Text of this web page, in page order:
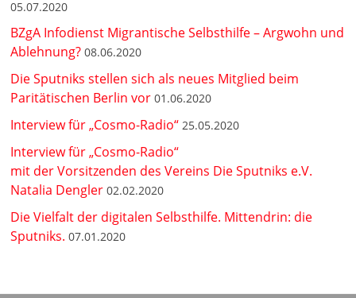
05.07.2020
BZgA Infodienst Migrantische Selbsthilfe – Argwohn und
Ablehnung? 08.06.2020
Die Sputniks stellen sich als neues Mitglied beim
Paritätischen Berlin vor 01.06.2020
Interview für „Cosmo-Radio“ 25.05.2020
Interview für „Cosmo-Radio“
mit der Vorsitzenden des Vereins Die Sputniks e.V.
Natalia Dengler 02.02.2020
Die Vielfalt der digitalen Selbsthilfe. Mittendrin: die
Sputniks. 07.01.2020